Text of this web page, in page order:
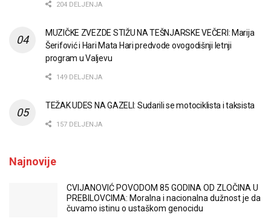
204 DELJENJA
MUZIČKE ZVEZDE STIŽU NA TEŠNJARSKE VEČERI: Marija
Šerifović i Hari Mata Hari predvode ovogodišnji letnji
program u Valjevu
149 DELJENJA
TEŽAK UDES NA GAZELI: Sudarili se motociklista i taksista
157 DELJENJA
Najnovije
CVIJANOVIĆ POVODOM 85 GODINA OD ZLOČINA U
PREBILOVCIMA: Moralna i nacionalna dužnost je da
čuvamo istinu o ustaškom genocidu